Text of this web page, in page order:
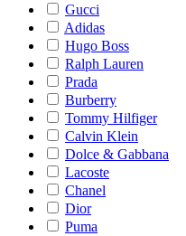
Gucci
Adidas
Hugo Boss
Ralph Lauren
Prada
Burberry
Tommy Hilfiger
Calvin Klein
Dolce & Gabbana
Lacoste
Chanel
Dior
Puma